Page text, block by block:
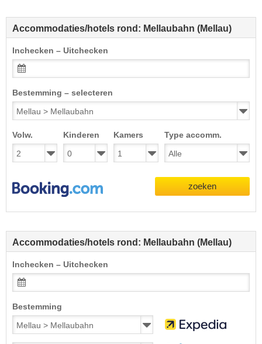
Accommodaties/hotels rond: Mellaubahn (Mellau)
Inchecken – Uitchecken
Bestemming – selecteren
Volw. Kinderen Kamers Type accomm.
zoeken
Accommodaties/hotels rond: Mellaubahn (Mellau)
Inchecken – Uitchecken
Bestemming